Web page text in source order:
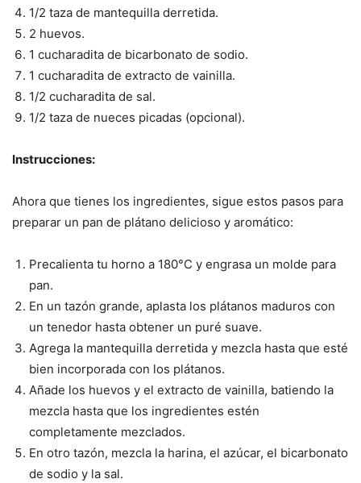
1/2 taza de mantequilla derretida.
2 huevos.
1 cucharadita de bicarbonato de sodio.
1 cucharadita de extracto de vainilla.
1/2 cucharadita de sal.
1/2 taza de nueces picadas (opcional).
Instrucciones:
Ahora que tienes los ingredientes, sigue estos pasos para
preparar un pan de plátano delicioso y aromático:
Precalienta tu horno a 180°C y engrasa un molde para
pan.
En un tazón grande, aplasta los plátanos maduros con
un tenedor hasta obtener un puré suave.
Agrega la mantequilla derretida y mezcla hasta que esté
bien incorporada con los plátanos.
Añade los huevos y el extracto de vainilla, batiendo la
mezcla hasta que los ingredientes estén
completamente mezclados.
En otro tazón, mezcla la harina, el azúcar, el bicarbonato
de sodio y la sal.